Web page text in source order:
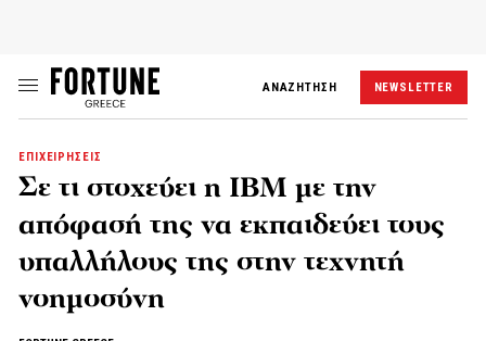
ΑΝΑΖΗΤΗΣΗ NEWSLETTER
ΕΠΙΧΕΙΡΗΣΕΙΣ
Σε τι στοχεύει η IBM με την
απόφασή της να εκπαιδεύει τους
υπαλλήλους της στην τεχνητή
νοημοσύνη